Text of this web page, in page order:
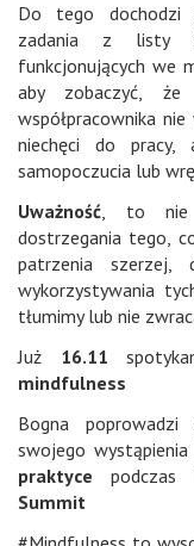
Do tego dochodzi
zadania z listy i
funkcjonujących we
aby zobaczyć,
współpracownika
niechęci do
samopoczucia lub
Uważność, to nie
dostrzegania tego,
patrzenia
wykorzystywania
tłumimy lub nie
Już 16.11
mindfulness
Bogna
swojego wystąpienia
praktyce podczas
Summit